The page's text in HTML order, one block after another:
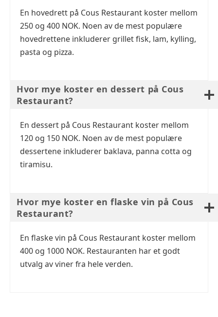
En hovedrett på Cous Restaurant koster mellom
250 og 400 NOK. Noen av de mest populære
hovedrettene inkluderer grillet fisk, lam, kylling,
pasta og pizza.
Hvor mye koster en dessert på Cous
Restaurant?
En dessert på Cous Restaurant koster mellom
120 og 150 NOK. Noen av de mest populære
dessertene inkluderer baklava, panna cotta og
tiramisu.
Hvor mye koster en flaske vin på Cous
Restaurant?
En flaske vin på Cous Restaurant koster mellom
400 og 1000 NOK. Restauranten har et godt
utvalg av viner fra hele verden.